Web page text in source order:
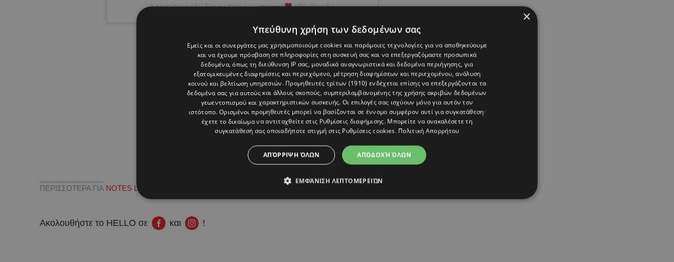
A post shared by Eimai i Kaiti p agapouses (@kaitigarbi)
ΠΕΡΙΣΣΟΤΕΡΑ ΓΙΑ NOTES LIVE
Ακολουθήστε το HELLO σε και !
×
Υπεύθυνη χρήση των δεδομένων σας
Εμείς και οι συνεργάτες μας χρησιμοποιούμε cookies και παρόμοιες τεχνολογίες για να αποθηκεύουμε
και να έχουμε πρόσβαση σε πληροφορίες στη συσκευή σας και να επεξεργαζόμαστε προσωπικά
δεδομένα, όπως τη διεύθυνση IP σας, μοναδικά αναγνωριστικά και δεδομένα περιήγησης, για
εξατομικευμένες διαφημίσεις και περιεχόμενο, μέτρηση διαφημίσεων και περιεχομένου, ανάλυση
κοινού και βελτίωση υπηρεσιών. Προμηθευτές τρίτων (1910) ενδέχεται επίσης να επεξεργάζονται τα
δεδομένα σας για αυτούς και άλλους σκοπούς, συμπεριλαμβανομένης της χρήσης ακριβών δεδομένων
γεωεντοπισμού και χαρακτηριστικών συσκευής. Οι επιλογές σας ισχύουν μόνο για αυτόν τον
ιστότοπο. Ορισμένοι προμηθευτές μπορεί να βασίζονται σε έννομο συμφέρον αντί για συγκατάθεση·
έχετε το δικαίωμα να αντιταχθείτε στις Ρυθμίσεις διαφήμισης. Μπορείτε να ανακαλέσετε τη
συγκατάθεσή σας οποιαδήποτε στιγμή στις Ρυθμίσεις cookies. Πολιτική Απορρήτου
ΑΠΟΔΟΧΉ ΌΛΩΝ
ΑΠΌΡΡΙΨΗ ΌΛΩΝ
ΕΜΦΆΝΙΣΗ ΛΕΠΤΟΜΕΡΕΙΏΝ